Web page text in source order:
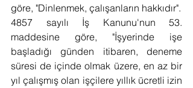
göre, "Dinlenmek, çalışanların hakkıdır".
4857 sayılı İş Kanunu'nun 53.
maddesine göre, "İşyerinde işe
başladığı günden itibaren, deneme
süresi de içinde olmak üzere, en az bir
yıl çalışmış olan işçilere yıllık ücretli izin